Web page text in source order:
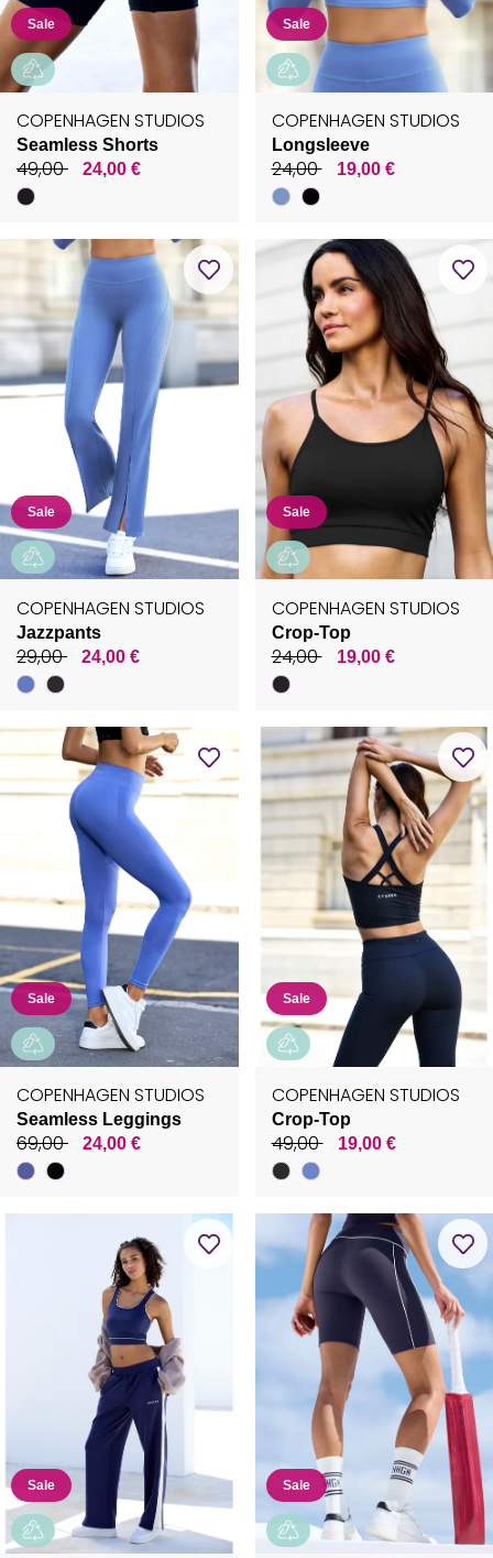
Sale
COPENHAGEN STUDIOS
Seamless Shorts
49,00 24,00 €
Sale
COPENHAGEN STUDIOS
Longsleeve
24,00 19,00 €
Sale
COPENHAGEN STUDIOS
Jazzpants
29,00 24,00 €
Sale
COPENHAGEN STUDIOS
Crop-Top
24,00 19,00 €
Sale
COPENHAGEN STUDIOS
Seamless Leggings
69,00 24,00 €
Sale
COPENHAGEN STUDIOS
Crop-Top
49,00 19,00 €
Sale Sale